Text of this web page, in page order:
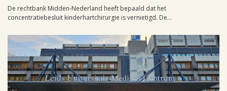
De rechtbank Midden-Nederland heeft bepaald dat het
concentratiebesluit kinderhartchirurgie is vernietigd. De...